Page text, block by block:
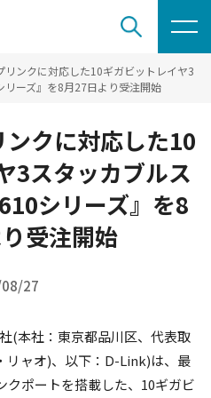
リンクに対応した10ギガビットレイヤ3
リーズ』を8月27日より受注開始
クに対応した10
3スタッカブルス
シリーズ』を8
受注開始
27
(本社：東京都品川区、代表取
リャオ)、以下：D-Link)は、最
クポートを搭載した、10ギガビ